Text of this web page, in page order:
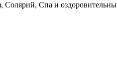
Солярий, Спа и